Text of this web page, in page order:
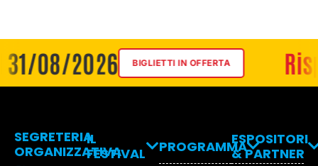
2026 BIGLIETTI IN OFFERTA
SEGRETERIA
ORGANIZZATIVA
IL
FESTIVAL
PROGRAMMAESPOSITORI
& PARTNER